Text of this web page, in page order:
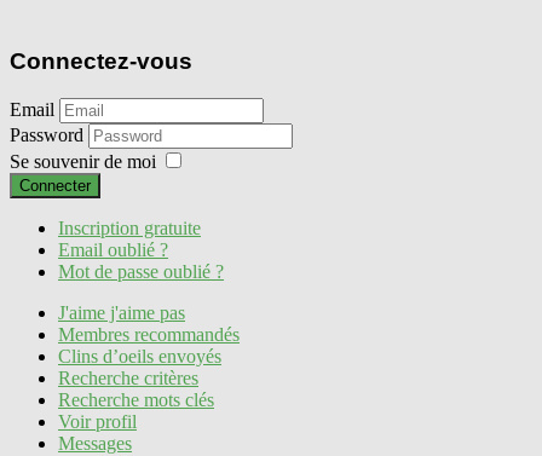
Connectez-vous
Email
Password
Se souvenir de moi
Connecter
Inscription gratuite
Email oublié ?
Mot de passe oublié ?
J'aime j'aime pas
Membres recommandés
Clins d’oeils envoyés
Recherche critères
Recherche mots clés
Voir profil
Messages